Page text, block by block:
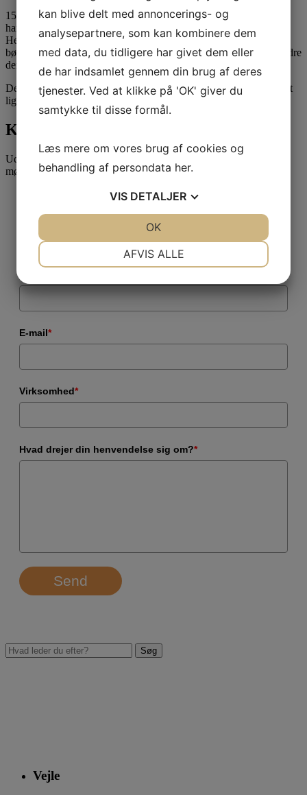
15 %’s-reglen gælder kun så længe, at ejeren af ejendommen ikke
har modtaget en vurdering efter den nye ejendomsvurderingslov.
Herefter gælder en 20 %’s-regel – ejendommen kan overdrages til
børn m.fl. til den offentlige ejendomsvurdering +/- 20 %, medmindre
der foreligger ”særlige omstændigheder”.
Derfor er domspraksis mv. om ”særlige omstændigheder” alt andet
lige interessant i mange år ud i fremtiden.
Kontakt Attent
Udfyld formularen for at blive kontaktet vedr. et uforpligtende
møde.
Fulde navn*
E-mail*
Virksomhed*
Hvad drejer din henvendelse sig om?*
Send
Vejle
kan blive delt med annoncerings- og
analysepartnere, som kan kombinere dem
med data, du tidligere har givet dem eller
de har indsamlet gennem din brug af deres
tjenester. Ved at klikke på 'OK' giver du
samtykke til disse formål.
Læs mere om vores brug af cookies og
behandling af persondata her.
VIS DETALJER
AFVIS ALLE
OK